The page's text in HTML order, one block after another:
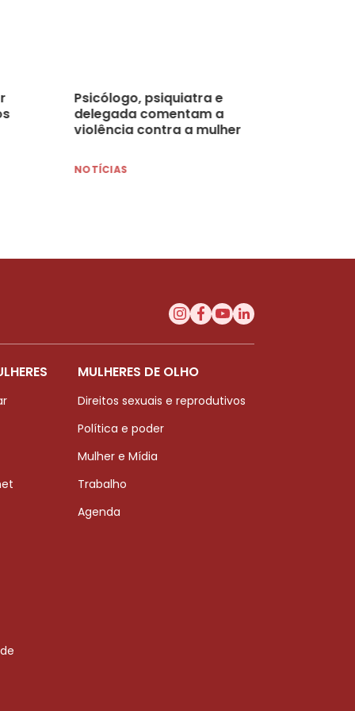
Psicólogo, psiquiatra e
delegada comentam a
violência contra a mulher
NOTÍCIAS
MULHERES DE OLHO
Direitos sexuais e reprodutivos
Política e poder
Mulher e Mídia
Trabalho
Agenda